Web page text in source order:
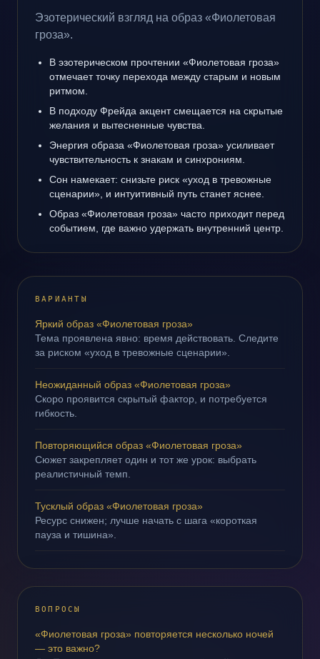
Эзотерический взгляд на образ «Фиолетовая
гроза».
В эзотерическом прочтении «Фиолетовая гроза»
отмечает точку перехода между старым и новым
ритмом.
В подходу Фрейда акцент смещается на скрытые
желания и вытесненные чувства.
Энергия образа «Фиолетовая гроза» усиливает
чувствительность к знакам и синхрониям.
Сон намекает: снизьте риск «уход в тревожные
сценарии», и интуитивный путь станет яснее.
Образ «Фиолетовая гроза» часто приходит перед
событием, где важно удержать внутренний центр.
ВАРИАНТЫ
Яркий образ «Фиолетовая гроза»
Тема проявлена явно: время действовать. Следите
за риском «уход в тревожные сценарии».
Неожиданный образ «Фиолетовая гроза»
Скоро проявится скрытый фактор, и потребуется
гибкость.
Повторяющийся образ «Фиолетовая гроза»
Сюжет закрепляет один и тот же урок: выбрать
реалистичный темп.
Тусклый образ «Фиолетовая гроза»
Ресурс снижен; лучше начать с шага «короткая
пауза и тишина».
ВОПРОСЫ
«Фиолетовая гроза» повторяется несколько ночей
— это важно?